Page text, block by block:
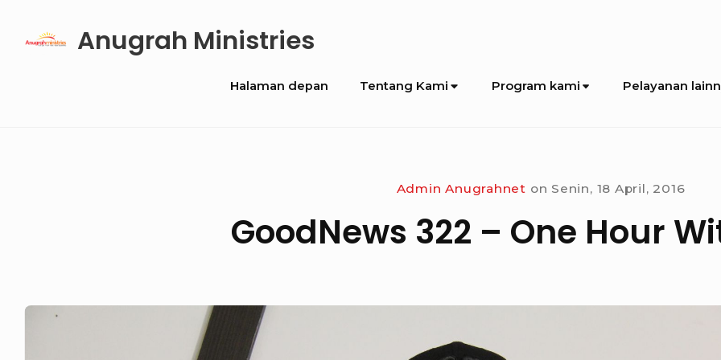
Anugrah Ministries
Site
Halaman depan Tentang Kami Program kami Pelayanan
Admin Anugrahnet on Senin, 18 April, 2016
GoodNews 322 – One Hour